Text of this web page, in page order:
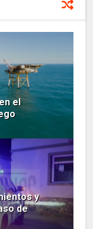
el
y
de